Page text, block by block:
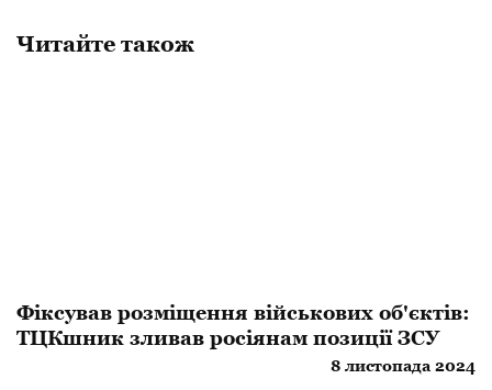
Читайте також
Фіксував розміщення військових об'єктів:
ТЦКшник зливав росіянам позиції ЗСУ
8 листопада 2024